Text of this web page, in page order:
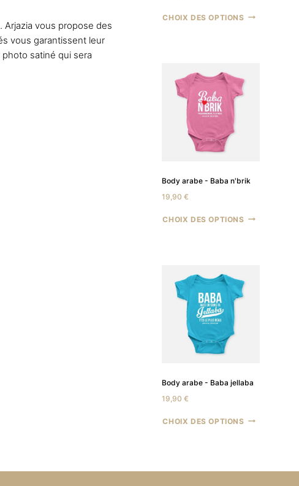
vous propose des
vous garantissent leur
satiné qui sera
CHOIX DES OPTIONS
Body arabe - Baba n'brik
19,90 €
CHOIX DES OPTIONS
Body arabe - Baba jellaba
19,90 €
CHOIX DES OPTIONS